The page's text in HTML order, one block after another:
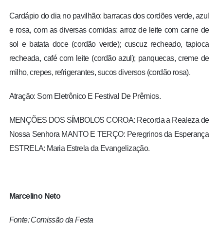
Cardápio do dia no pavilhão: barracas dos cordões verde, azul
e rosa, com as diversas comidas: arroz de leite com carne de
sol e batata doce (cordão verde); cuscuz recheado, tapioca
recheada, café com leite (cordão azul); panquecas, creme de
milho, crepes, refrigerantes, sucos diversos (cordão rosa).
Atração: Som Eletrônico E Festival De Prêmios.
MENÇÕES DOS SÍMBOLOS COROA: Recorda a Realeza de
Nossa Senhora MANTO E TERÇO: Peregrinos da Esperança
ESTRELA: Maria Estrela da Evangelização.
Marcelino Neto
Fonte: Comissão da Festa